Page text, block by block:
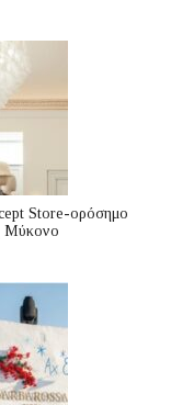
Store-ορόσημο
Μύκονο